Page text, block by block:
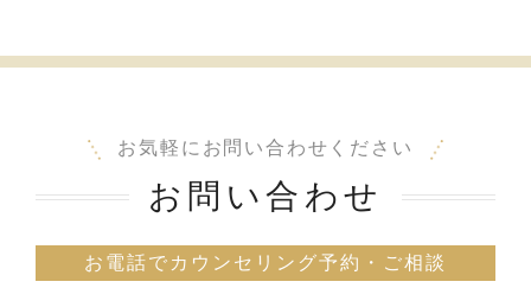
お気軽にお問い合わせください
お問い合わせ
お電話でカウンセリング予約・ご相談